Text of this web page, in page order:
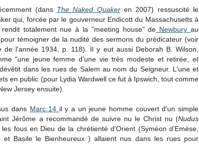
(dans The Naked Quakeren 2007) ressuscité le
qui, forcée par le gouverneur Endicott du Massachusetts à
totalement nue à la "meeting house" de Newburyau
témoigner de la nudité des sermons du prédicateur (voir
de l'année 1934, p. 118). Il y eut aussi Deborah B. Wilson,
"une jeune femme d'une vie très modeste et retirée, et
dans les rues de Salem au nom du Seigneur. L'une et
en public (pour Lydia Wardwell ce fut à Ipswich, tout comme
Jersey ensuite).
dans Marc 14 il y a un jeune homme couvert d'un simple
Jérôme a recommandé de suivre nu le Christ nu (Nudus
les fous en Dieu de la chrétienté d'Orient (Syméon d’Emèse,
et Basile le Bienheureux ) allaient nus dans les rues pour